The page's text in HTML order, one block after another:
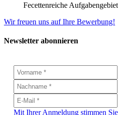
Fecettenreiche
Wir freuen uns auf Ihre Bewerbung!
Newsletter abonnieren
Mit Ihrer Anmeldung stimmen